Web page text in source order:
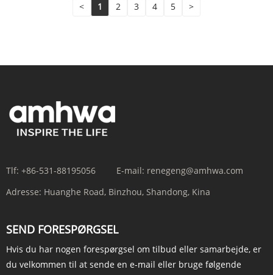
< 1 2 3 4 5 >
Tlf: +86-531-88195056 E-mail: renegeng@amhwa.com
Adresse: Huanghe Road, Binzhou, Shandong, Kina
SEND FORESPØRGSEL
Hvis du har nogen forespørgsel om tilbud eller samarbejde, er
du velkommen til at sende en e-mail eller bruge følgende